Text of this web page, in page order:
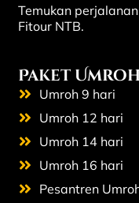
Temukan
Fitour NTB.
Paket Umroh
Umroh 9 hari
Umroh 12 hari
Umroh 14 hari
Umroh 16 hari
Pesantren